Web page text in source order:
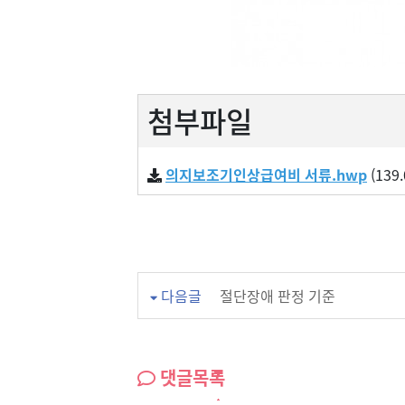
첨부파일
의지보조기인상급여비 서류.hwp
다음글 절단장애 판정 기준
댓글목록